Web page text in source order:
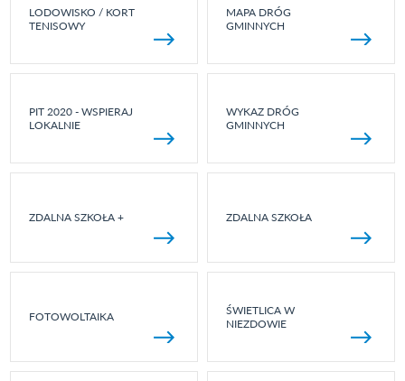
LODOWISKO / KORT
TENISOWY
MAPA DRÓG
GMINNYCH
PIT 2020 - WSPIERAJ
LOKALNIE
WYKAZ DRÓG
GMINNYCH
ZDALNA SZKOŁA + ZDALNA SZKOŁA
FOTOWOLTAIKA
ŚWIETLICA W
NIEZDOWIE